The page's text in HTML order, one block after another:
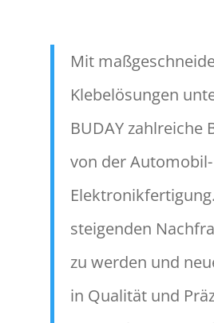
Mit
Klebelösungen
BUDAY zahlreiche
von der
steigenden
zu werden und
in Qualität und